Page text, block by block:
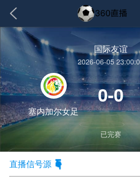
国际友谊
2026-06-05
塞内加尔女足
0-0
已完赛
直播信号源